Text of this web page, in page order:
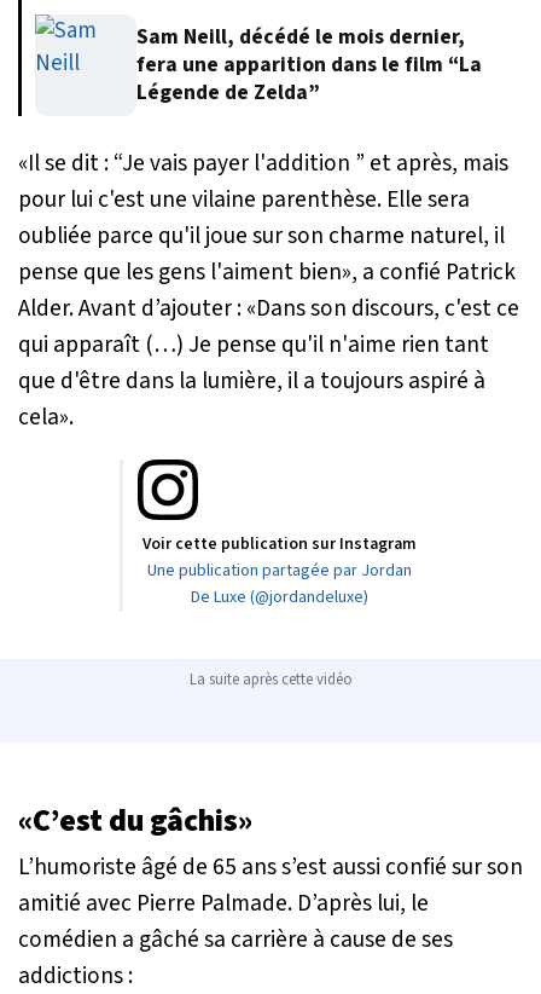
Sam Neill, décédé le mois dernier,
fera une apparition dans le film “La
Légende de Zelda”
«Il se dit : “Je vais payer l'addition ” et après, mais
pour lui c'est une vilaine parenthèse. Elle sera
oubliée parce qu'il joue sur son charme naturel, il
pense que les gens l'aiment bien», a confié Patrick
Alder. Avant d’ajouter : «Dans son discours, c'est ce
qui apparaît (…) Je pense qu'il n'aime rien tant
que d'être dans la lumière, il a toujours aspiré à
cela».
Voir cette publication sur Instagram
Une publication partagée par Jordan
De Luxe (@jordandeluxe)
La suite après cette vidéo
«C’est du gâchis»
L’humoriste âgé de 65 ans s’est aussi confié sur son
amitié avec Pierre Palmade. D’après lui, le
comédien a gâché sa carrière à cause de ses
addictions :